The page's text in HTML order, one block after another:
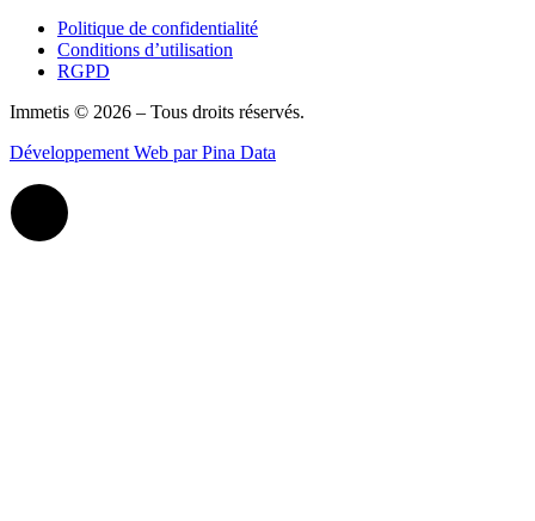
Politique de confidentialité
Conditions d’utilisation
RGPD
Immetis © 2026 – Tous droits réservés.
Développement Web par Pina Data